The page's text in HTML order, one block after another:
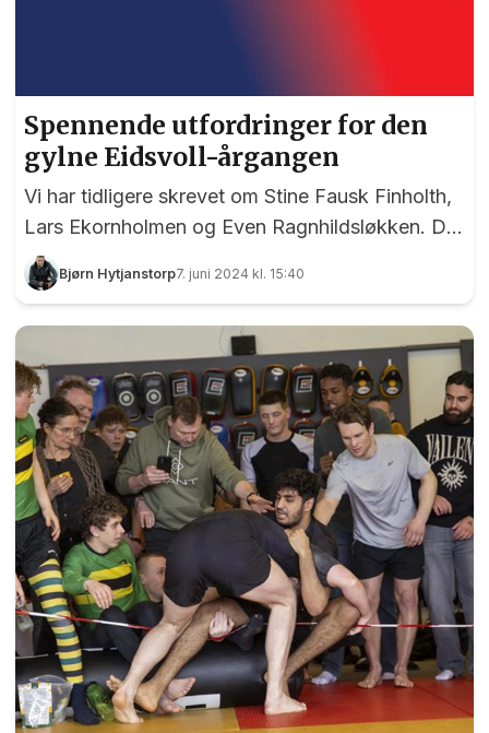
Spennende utfordringer for den
gylne Eidsvoll-årgangen
Vi har tidligere skrevet om Stine Fausk Finholth,
Lars Ekornholmen og Even Ragnhildsløkken. De
lokale idrettstalentene går fortsatt på
ungdomskolen, men er mer en gamle nok til i
Denne sommeren får trioen nye utfordringer, for
innsatsen har blitt lagt merke hos
landslagsledelsen i både volleyball, basketball
og friidrett. 15-åringene Lars Ekornholmen, Stine
Fausk Finholth og Even Ragnhildsløkken går en
spennende sommer i møte. Foto: Bjørn
Hytjanstorp
Bjørn Hytjanstorp7. juni 2024 kl. 15:40